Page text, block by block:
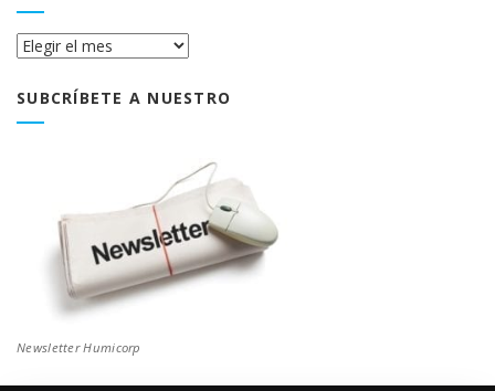
Historial
SUBCRÍBETE A NUESTRO
Newsletter Humicorp